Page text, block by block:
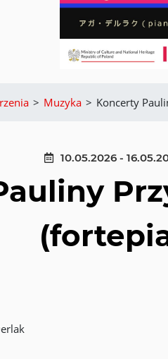
> Muzyka > Koncerty
10.05.2026 -